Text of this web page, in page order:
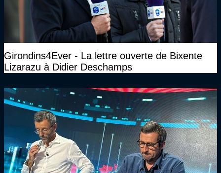
Girondins4Ever - La lettre ouverte de Bixente
Lizarazu à Didier Deschamps